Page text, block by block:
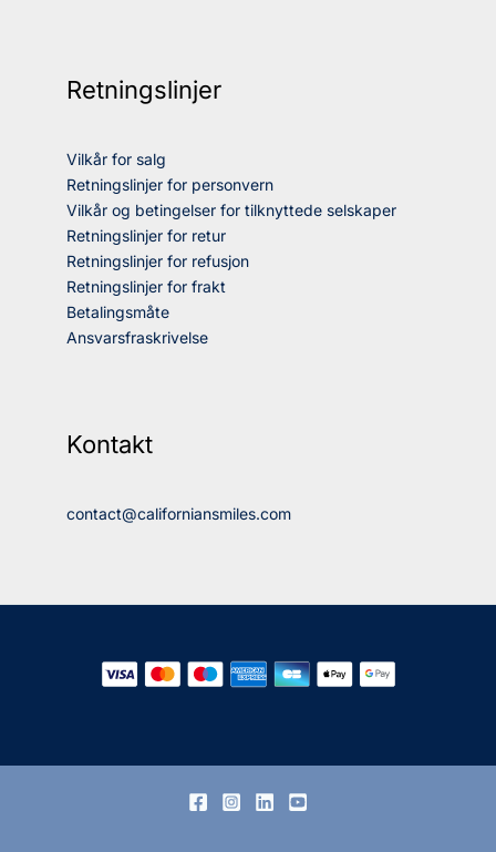
Retningslinjer
Vilkår for salg
Retningslinjer for personvern
Vilkår og betingelser for tilknyttede selskaper
Retningslinjer for retur
Retningslinjer for refusjon
Retningslinjer for frakt
Betalingsmåte
Ansvarsfraskrivelse
Kontakt
contact@californiansmiles.com